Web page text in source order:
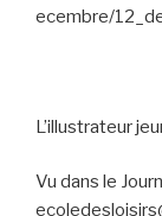
ecembre/
L’illustrateur
Vu dans le